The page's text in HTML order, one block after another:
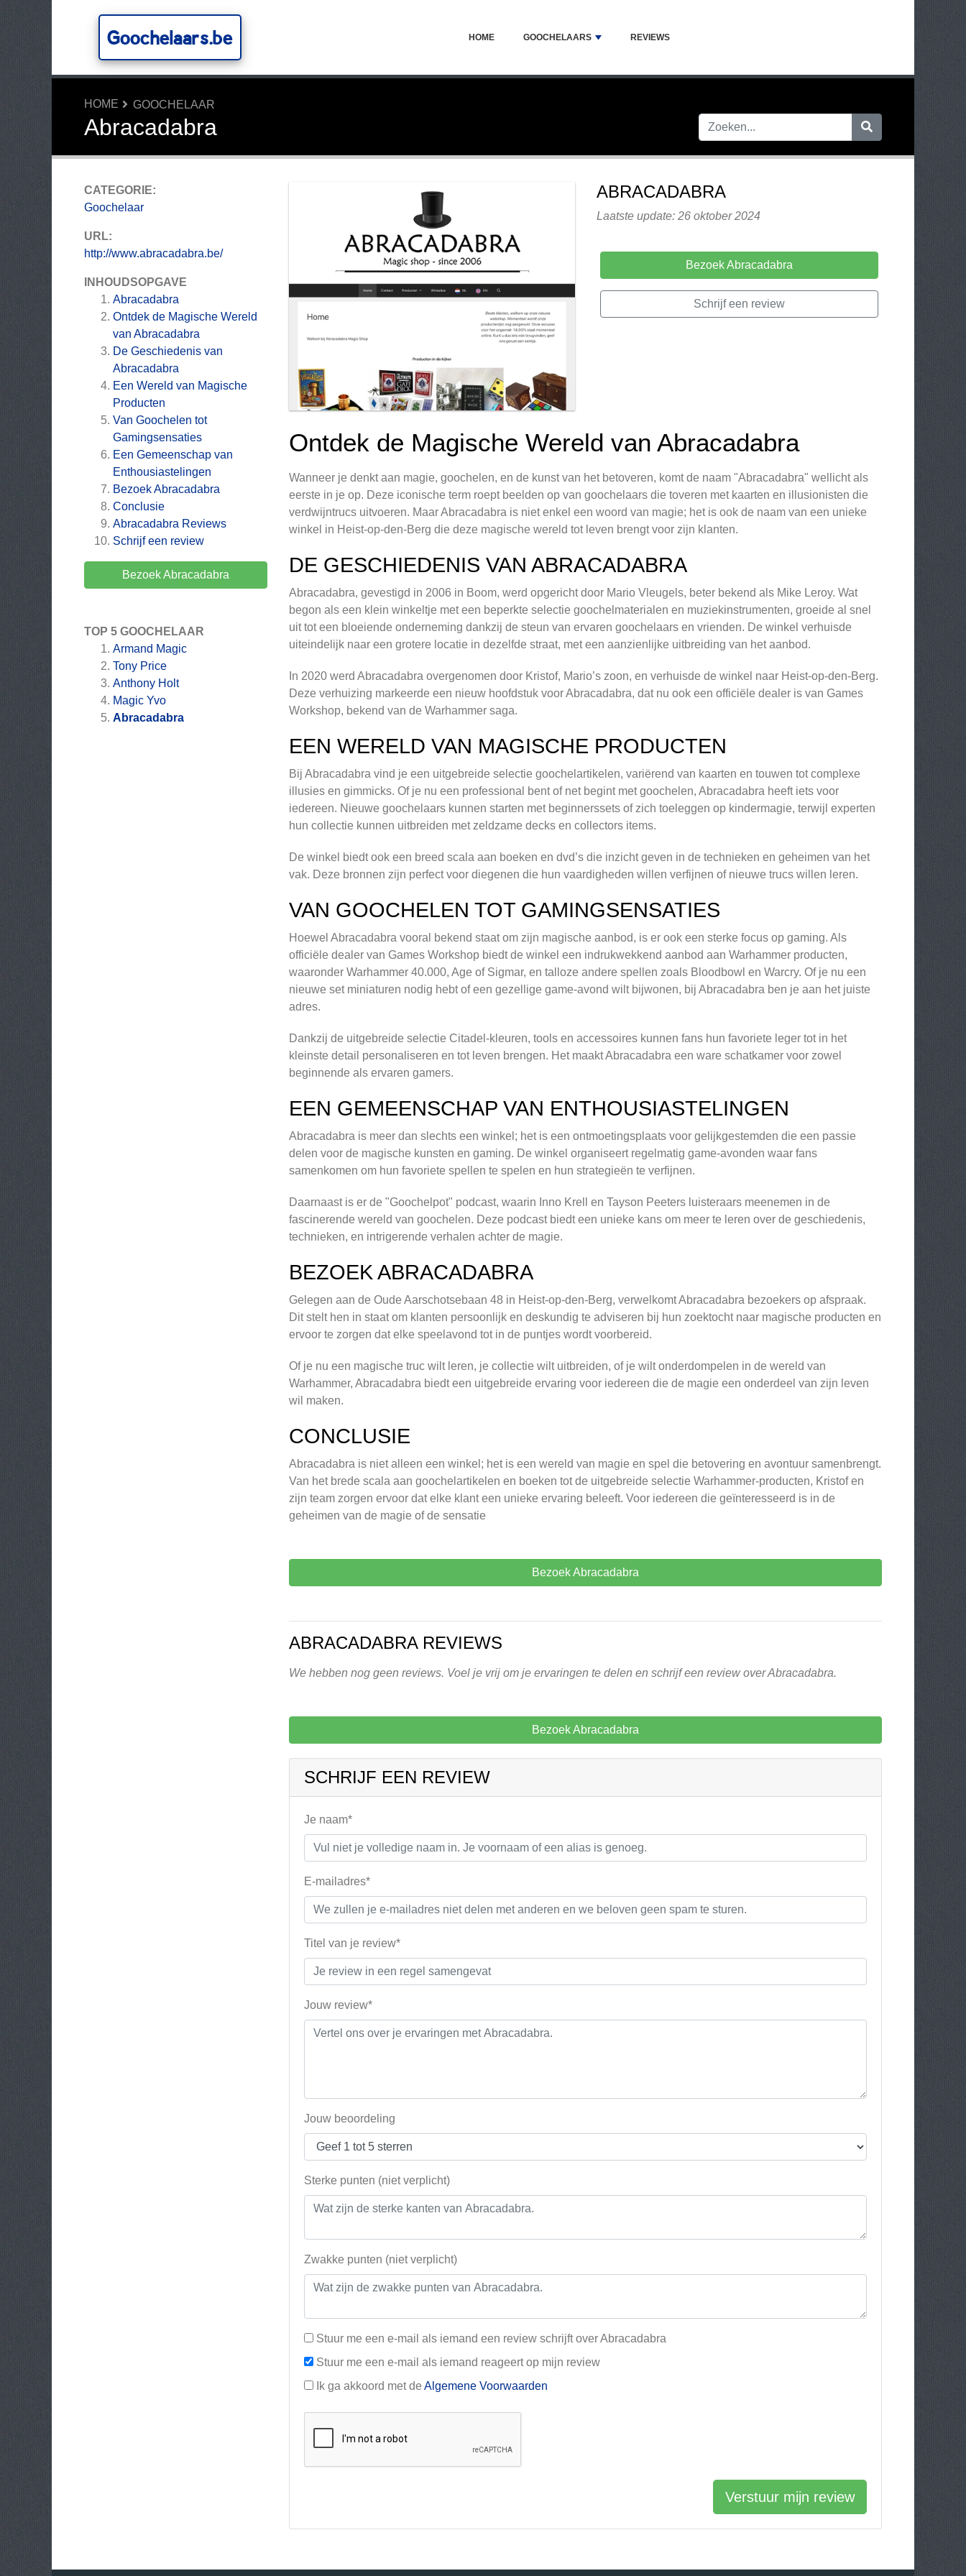
Goochelaars.be HOME GOOCHELAARS REVIEWS
HOME GOOCHELAAR
Abracadabra
CATEGORIE:
Goochelaar
URL:
http://www.abracadabra.be/
INHOUDSOPGAVE
Abracadabra
Ontdek de Magische Wereld
van Abracadabra
De Geschiedenis van
Abracadabra
Een Wereld van Magische
Producten
Van Goochelen tot
Gamingsensaties
Een Gemeenschap van
Enthousiastelingen
Bezoek Abracadabra
Conclusie
Abracadabra Reviews
Schrijf een review
Bezoek Abracadabra
TOP 5 GOOCHELAAR
Armand Magic
Tony Price
Anthony Holt
Magic Yvo
Abracadabra
ABRACADABRA
Laatste update: 26 oktober 2024
Bezoek Abracadabra
Schrijf een review
Ontdek de Magische Wereld van Abracadabra
Wanneer je denkt aan magie, goochelen, en de kunst van het betoveren, komt de naam "Abracadabra" wellicht als
eerste in je op. Deze iconische term roept beelden op van goochelaars die toveren met kaarten en illusionisten die
verdwijntrucs uitvoeren. Maar Abracadabra is niet enkel een woord van magie; het is ook de naam van een unieke
winkel in Heist-op-den-Berg die deze magische wereld tot leven brengt voor zijn klanten.
DE GESCHIEDENIS VAN ABRACADABRA
Abracadabra, gevestigd in 2006 in Boom, werd opgericht door Mario Vleugels, beter bekend als Mike Leroy. Wat
begon als een klein winkeltje met een beperkte selectie goochelmaterialen en muziekinstrumenten, groeide al snel
uit tot een bloeiende onderneming dankzij de steun van ervaren goochelaars en vrienden. De winkel verhuisde
uiteindelijk naar een grotere locatie in dezelfde straat, met een aanzienlijke uitbreiding van het aanbod.
In 2020 werd Abracadabra overgenomen door Kristof, Mario’s zoon, en verhuisde de winkel naar Heist-op-den-Berg.
Deze verhuizing markeerde een nieuw hoofdstuk voor Abracadabra, dat nu ook een officiële dealer is van Games
Workshop, bekend van de Warhammer saga.
EEN WERELD VAN MAGISCHE PRODUCTEN
Bij Abracadabra vind je een uitgebreide selectie goochelartikelen, variërend van kaarten en touwen tot complexe
illusies en gimmicks. Of je nu een professional bent of net begint met goochelen, Abracadabra heeft iets voor
iedereen. Nieuwe goochelaars kunnen starten met beginnerssets of zich toeleggen op kindermagie, terwijl experten
hun collectie kunnen uitbreiden met zeldzame decks en collectors items.
De winkel biedt ook een breed scala aan boeken en dvd’s die inzicht geven in de technieken en geheimen van het
vak. Deze bronnen zijn perfect voor diegenen die hun vaardigheden willen verfijnen of nieuwe trucs willen leren.
VAN GOOCHELEN TOT GAMINGSENSATIES
Hoewel Abracadabra vooral bekend staat om zijn magische aanbod, is er ook een sterke focus op gaming. Als
officiële dealer van Games Workshop biedt de winkel een indrukwekkend aanbod aan Warhammer producten,
waaronder Warhammer 40.000, Age of Sigmar, en talloze andere spellen zoals Bloodbowl en Warcry. Of je nu een
nieuwe set miniaturen nodig hebt of een gezellige game-avond wilt bijwonen, bij Abracadabra ben je aan het juiste
adres.
Dankzij de uitgebreide selectie Citadel-kleuren, tools en accessoires kunnen fans hun favoriete leger tot in het
kleinste detail personaliseren en tot leven brengen. Het maakt Abracadabra een ware schatkamer voor zowel
beginnende als ervaren gamers.
EEN GEMEENSCHAP VAN ENTHOUSIASTELINGEN
Abracadabra is meer dan slechts een winkel; het is een ontmoetingsplaats voor gelijkgestemden die een passie
delen voor de magische kunsten en gaming. De winkel organiseert regelmatig game-avonden waar fans
samenkomen om hun favoriete spellen te spelen en hun strategieën te verfijnen.
Daarnaast is er de "Goochelpot" podcast, waarin Inno Krell en Tayson Peeters luisteraars meenemen in de
fascinerende wereld van goochelen. Deze podcast biedt een unieke kans om meer te leren over de geschiedenis,
technieken, en intrigerende verhalen achter de magie.
BEZOEK ABRACADABRA
Gelegen aan de Oude Aarschotsebaan 48 in Heist-op-den-Berg, verwelkomt Abracadabra bezoekers op afspraak.
Dit stelt hen in staat om klanten persoonlijk en deskundig te adviseren bij hun zoektocht naar magische producten en
ervoor te zorgen dat elke speelavond tot in de puntjes wordt voorbereid.
Of je nu een magische truc wilt leren, je collectie wilt uitbreiden, of je wilt onderdompelen in de wereld van
Warhammer, Abracadabra biedt een uitgebreide ervaring voor iedereen die de magie een onderdeel van zijn leven
wil maken.
CONCLUSIE
Abracadabra is niet alleen een winkel; het is een wereld van magie en spel die betovering en avontuur samenbrengt.
Van het brede scala aan goochelartikelen en boeken tot de uitgebreide selectie Warhammer-producten, Kristof en
zijn team zorgen ervoor dat elke klant een unieke ervaring beleeft. Voor iedereen die geïnteresseerd is in de
geheimen van de magie of de sensatie
Bezoek Abracadabra
ABRACADABRA REVIEWS
We hebben nog geen reviews. Voel je vrij om je ervaringen te delen en schrijf een review over Abracadabra.
Bezoek Abracadabra
SCHRIJF EEN REVIEW
Je naam*
E-mailadres*
Titel van je review*
Jouw review*
Jouw beoordeling
Sterke punten (niet verplicht)
Zwakke punten (niet verplicht)
Stuur me een e-mail als iemand een review schrijft over Abracadabra
Stuur me een e-mail als iemand reageert op mijn review
Ik ga akkoord met de Algemene Voorwaarden
Verstuur mijn review